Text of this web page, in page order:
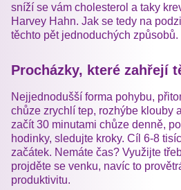
sníží se vám cholesterol a taky
Harvey Hahn. Jak se tedy na
těchto pět jednoduchých způsobů.
Procházky, které zahřejí
Nejjednodušší forma pohybu,
chůze zrychlí tep, rozhýbe klouby
začít 30 minutami chůze denně,
hodinky, sledujte kroky. Cíl 6-8
začátek. Nemáte čas? Využijte
projděte se venku, navíc to
produktivitu.